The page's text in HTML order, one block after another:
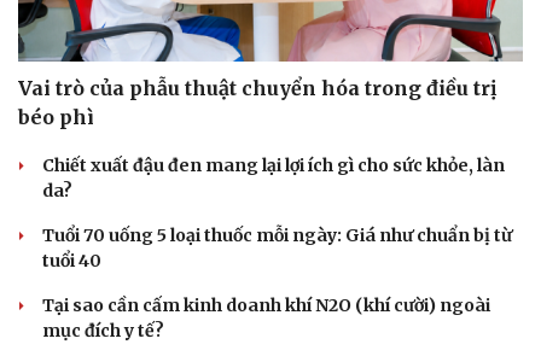
Vai trò của phẫu thuật chuyển hóa trong điều trị
béo phì
Chiết xuất đậu đen mang lại lợi ích gì cho sức khỏe, làn
da?
Tuổi 70 uống 5 loại thuốc mỗi ngày: Giá như chuẩn bị từ
tuổi 40
Tại sao cần cấm kinh doanh khí N2O (khí cười) ngoài
mục đích y tế?